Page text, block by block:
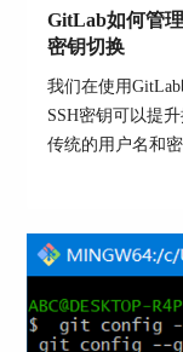
1）使用管理员
户。
2）进入【管理
此处修改另外
GitLab如何管
密钥切换
我们在使用
SSH密钥可以提
传统的用户名和
码的拉取、推送
置多账户的密钥